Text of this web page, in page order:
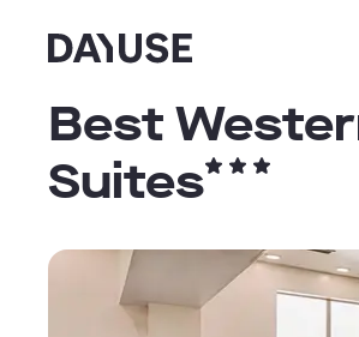
Dayuse
Best
Suites